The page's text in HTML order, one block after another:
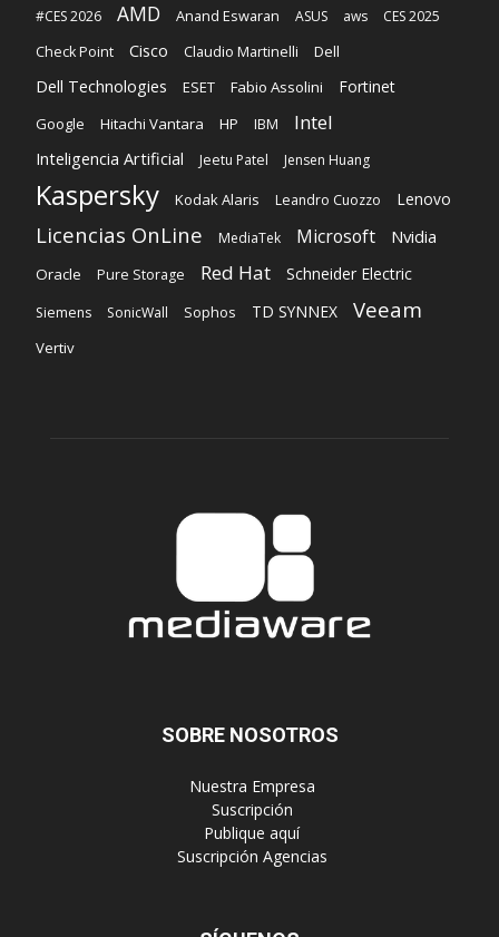
#CES 2026 AMD Anand Eswaran ASUS aws
CES 2025
Check Point
Cisco Claudio Martinelli Dell
Dell Technologies ESET Fabio Assolini Fortinet
Google Hitachi Vantara HP IBM Intel
Inteligencia Artificial Jeetu Patel Jensen Huang
Kaspersky Kodak Alaris Leandro Cuozzo Lenovo
Licencias OnLine MediaTek Microsoft Nvidia
Oracle Pure Storage Red Hat Schneider Electric
Siemens SonicWall Sophos TD SYNNEX Veeam
Vertiv
SOBRE NOSOTROS
‎ Nuestra Empresa
‎ Suscripción
‎ Publique aquí
‎ Suscripción Agencias